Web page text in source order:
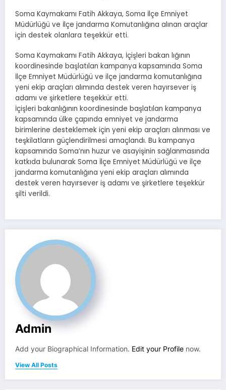
Soma Kaymakamı Fatih Akkaya, Soma İlçe Emniyet
Müdürlüğü ve İlçe jandarma Komutanlığına alınan araçlar
için destek olanlara teşekkür etti.
Soma Kaymakamı Fatih Akkaya, İçişleri bakan lığının
koordinesinde başlatılan kampanya kapsamında Soma
İlçe Emniyet Müdürlüğü ve ilçe jandarma komutanlığına
yeni ekip araçları alımında destek veren hayırsever iş
adamı ve şirketlere teşekkür etti.
İçişleri bakanlığının koordinesinde başlatılan kampanya
kapsamında ülke çapında emniyet ve jandarma
birimlerine desteklemek için yeni ekip araçları alınması ve
teşkilatların güçlendirilmesi amaçlandı. Bu kampanya
kapsamında Soma’nın huzur ve asayişinin sağlanmasında
katkıda bulunarak Soma İlçe Emniyet Müdürlüğü ve ilçe
jandarma komutanlığına yeni ekip araçları alımında
destek veren hayırsever iş adamı ve şirketlere teşekkür
şilti verildi.
Admin
Add your Biographical Information. Edit your Profile now.
View All Posts